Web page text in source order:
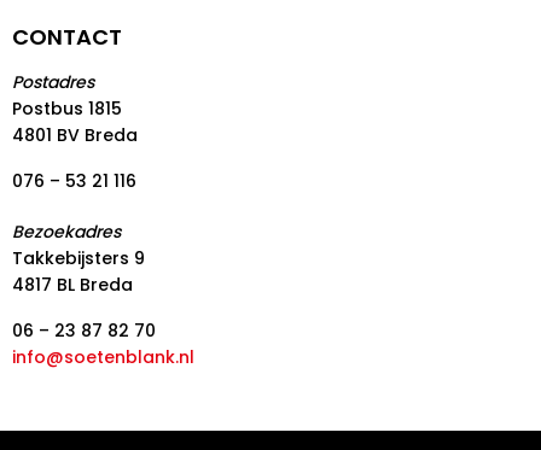
CONTACT
Postadres
Postbus 1815
4801 BV Breda
076 – 53 21 116
Bezoekadres
Takkebijsters 9
4817 BL Breda
06 – 23 87 82 70
info@soetenblank.nl